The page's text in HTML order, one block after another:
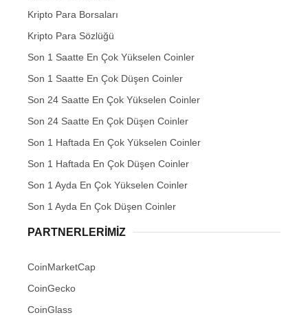
Kripto Para Borsaları
Kripto Para Sözlüğü
Son 1 Saatte En Çok Yükselen Coinler
Son 1 Saatte En Çok Düşen Coinler
Son 24 Saatte En Çok Yükselen Coinler
Son 24 Saatte En Çok Düşen Coinler
Son 1 Haftada En Çok Yükselen Coinler
Son 1 Haftada En Çok Düşen Coinler
Son 1 Ayda En Çok Yükselen Coinler
Son 1 Ayda En Çok Düşen Coinler
PARTNERLERIMIZ
CoinMarketCap
CoinGecko
CoinGlass